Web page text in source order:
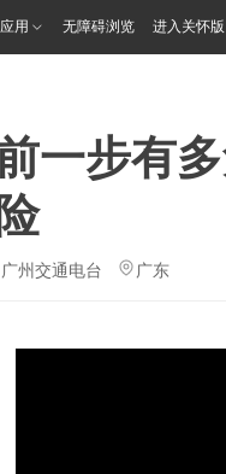
应用 无障碍浏览 进入关怀版
一步有
广州交通电台 广东